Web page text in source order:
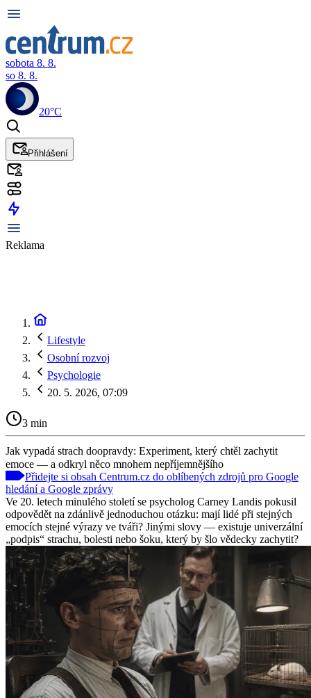
sobota 8. 8.
so 8. 8.
20°C
Přihlášení
Reklama
Lifestyle
Osobní rozvoj
Psychologie
20. 5. 2026, 07:09
3 min
Jak vypadá strach doopravdy: Experiment, který chtěl zachytit
emoce — a odkryl něco mnohem nepříjemnějšího
Přidejte si obsah Centrum.cz do oblíbených zdrojů pro Google
hledání a Google zprávy
Ve 20. letech minulého století se psycholog Carney Landis pokusil
odpovědět na zdánlivě jednoduchou otázku: mají lidé při stejných
emocích stejné výrazy ve tváři? Jinými slovy — existuje univerzální
„podpis“ strachu, bolesti nebo šoku, který by šlo vědecky zachytit?